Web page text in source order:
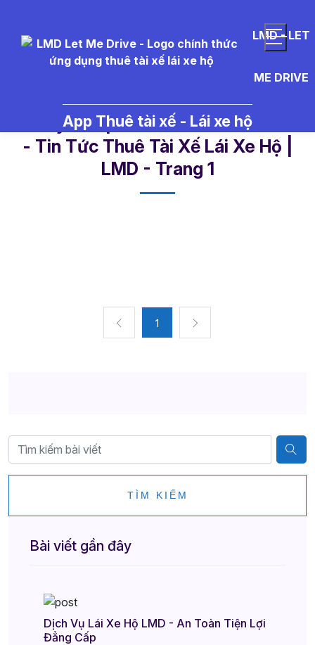
LMD - LET
ME DRIVE
App Thuê tài xế - Lái xe hộ
whisky%20pha%20ch%E1%BA%BF
- Tin Tức Thuê Tài Xế Lái Xe Hộ |
LMD - Trang 1​
1
TÌM KIẾM
Bài viết gần đây
Dịch Vụ Lái Xe Hộ LMD - An Toàn Tiện Lợi
Đẳng Cấp